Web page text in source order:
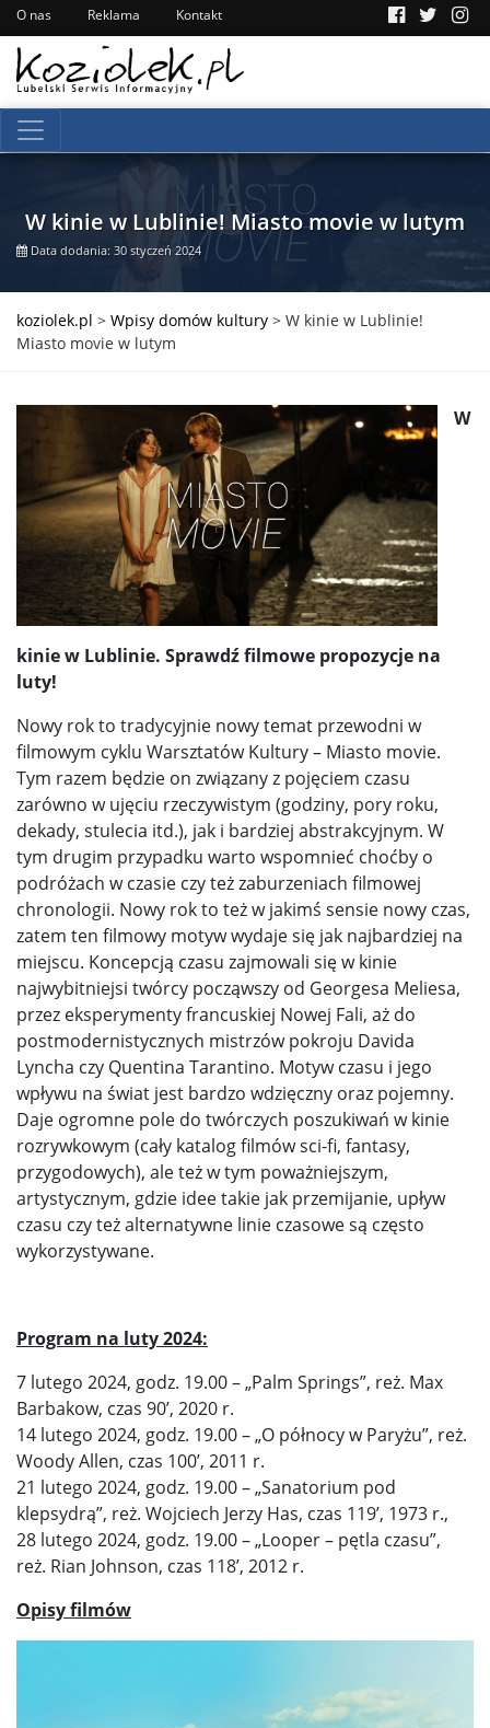
O nas Reklama Kontakt
W kinie w Lublinie! Miasto movie w lutym
Data dodania: 30 styczeń 2024
koziolek.pl > Wpisy domów kultury > W kinie w Lublinie!
Miasto movie w lutym
W
kinie w Lublinie. Sprawdź filmowe propozycje na
luty!
Nowy rok to tradycyjnie nowy temat przewodni w
filmowym cyklu Warsztatów Kultury – Miasto movie.
Tym razem będzie on związany z pojęciem czasu
zarówno w ujęciu rzeczywistym (godziny, pory roku,
dekady, stulecia itd.), jak i bardziej abstrakcyjnym. W
tym drugim przypadku warto wspomnieć choćby o
podróżach w czasie czy też zaburzeniach filmowej
chronologii. Nowy rok to też w jakimś sensie nowy czas,
zatem ten filmowy motyw wydaje się jak najbardziej na
miejscu. Koncepcją czasu zajmowali się w kinie
najwybitniejsi twórcy począwszy od Georgesa Meliesa,
przez eksperymenty francuskiej Nowej Fali, aż do
postmodernistycznych mistrzów pokroju Davida
Lyncha czy Quentina Tarantino. Motyw czasu i jego
wpływu na świat jest bardzo wdzięczny oraz pojemny.
Daje ogromne pole do twórczych poszukiwań w kinie
rozrywkowym (cały katalog filmów sci-fi, fantasy,
przygodowych), ale też w tym poważniejszym,
artystycznym, gdzie idee takie jak przemijanie, upływ
czasu czy też alternatywne linie czasowe są często
wykorzystywane.
Program na luty 2024:
7 lutego 2024, godz. 19.00 – „Palm Springs”, reż. Max
Barbakow, czas 90’, 2020 r.
14 lutego 2024, godz. 19.00 – „O północy w Paryżu”, reż.
Woody Allen, czas 100’, 2011 r.
21 lutego 2024, godz. 19.00 – „Sanatorium pod
klepsydrą”, reż. Wojciech Jerzy Has, czas 119’, 1973 r.,
28 lutego 2024, godz. 19.00 – „Looper – pętla czasu”,
reż. Rian Johnson, czas 118’, 2012 r.
Opisy filmów